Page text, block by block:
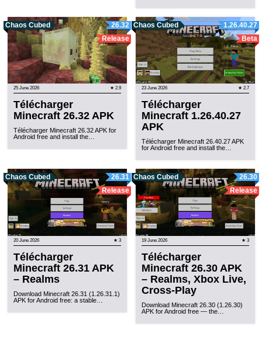
Chaos Cubed
26.32
Release
25 June 2026 ★ 2.9
Télécharger
Minecraft 26.32 APK
Télécharger Minecraft 26.32 APK for
Android free and install the…
Chaos Cubed
1.26.40.27
Beta
23 June 2026 ★ 2.7
Télécharger
Minecraft 1.26.40.27
APK
Télécharger Minecraft 26.40.27 APK
for Android free and install the…
Chaos Cubed
26.31
Release
20 June 2026 ★ 3
Télécharger
Minecraft 26.31 APK
– Realms
Download Minecraft 26.31 (1.26.31.1)
APK for Android free: a stable…
Chaos Cubed
26.30
Release
19 June 2026 ★ 3
Télécharger
Minecraft 26.30 APK
– Realms, Xbox Live,
Cross-Play
Download Minecraft 26.30 (1.26.30)
APK for Android free — the…